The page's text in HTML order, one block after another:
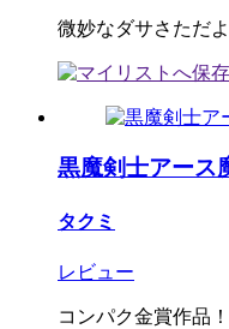
微妙なダサさただ
黒魔剣士アース
タクミ
レビュー
コンパク金賞作品